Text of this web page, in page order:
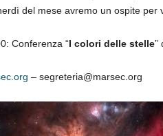
del mese avremo un ospite per
Conferenza “I colori delle stelle”
– segreteria@marsec.org